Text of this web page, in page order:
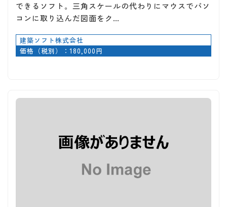
できるソフト。三角スケールの代わりにマウスでパソ
コンに取り込んだ図面をク…
建築ソフト株式会社
価格（税別）：180,000円